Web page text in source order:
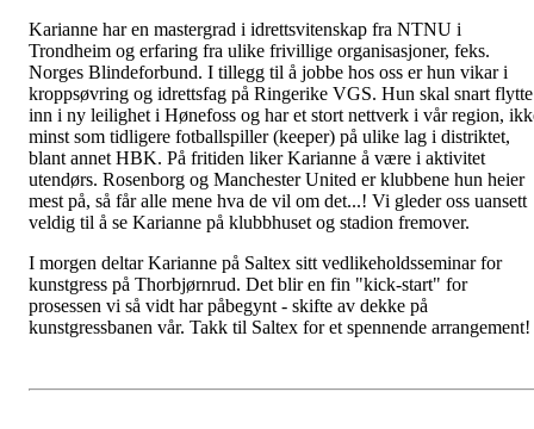
Karianne har en mastergrad i idrettsvitenskap fra NTNU i
Trondheim og erfaring fra ulike frivillige organisasjoner, feks.
Norges Blindeforbund. I tillegg til å jobbe hos oss er hun vikar i
kroppsøvring og idrettsfag på Ringerike VGS. Hun skal snart flytte
inn i ny leilighet i Hønefoss og har et stort nettverk i vår region,
minst som tidligere fotballspiller (keeper) på ulike lag i distriktet,
blant annet HBK. På fritiden liker Karianne å være i aktivitet
utendørs. Rosenborg og Manchester United er klubbene hun heier
mest på, så får alle mene hva de vil om det...! Vi gleder oss uansett
veldig til å se Karianne på klubbhuset og stadion fremover.
I morgen deltar Karianne på Saltex sitt vedlikeholdsseminar for
kunstgress på Thorbjørnrud. Det blir en fin "kick-start" for
prosessen vi så vidt har påbegynt - skifte av dekke på
kunstgressbanen vår. Takk til Saltex for et spennende arrangement!